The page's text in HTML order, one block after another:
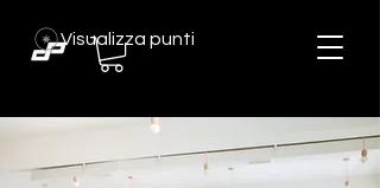
Visualizza punti